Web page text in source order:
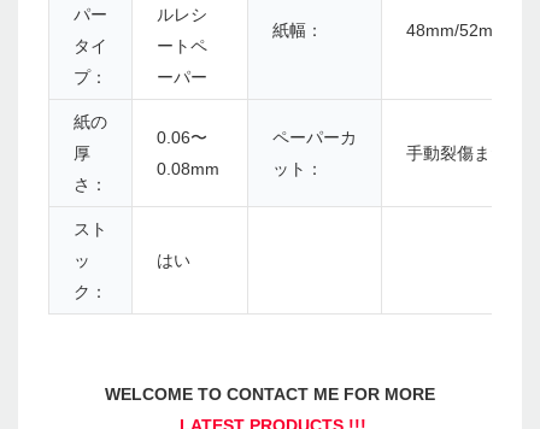
パー
タイ
プ：
ルレシ
ートペ
ーパー
紙幅： 48mm/52mm/
紙の
厚
さ：
0.06〜
0.08mm
ペーパーカ
ット：
手動裂傷または
スト
ッ
ク：
はい